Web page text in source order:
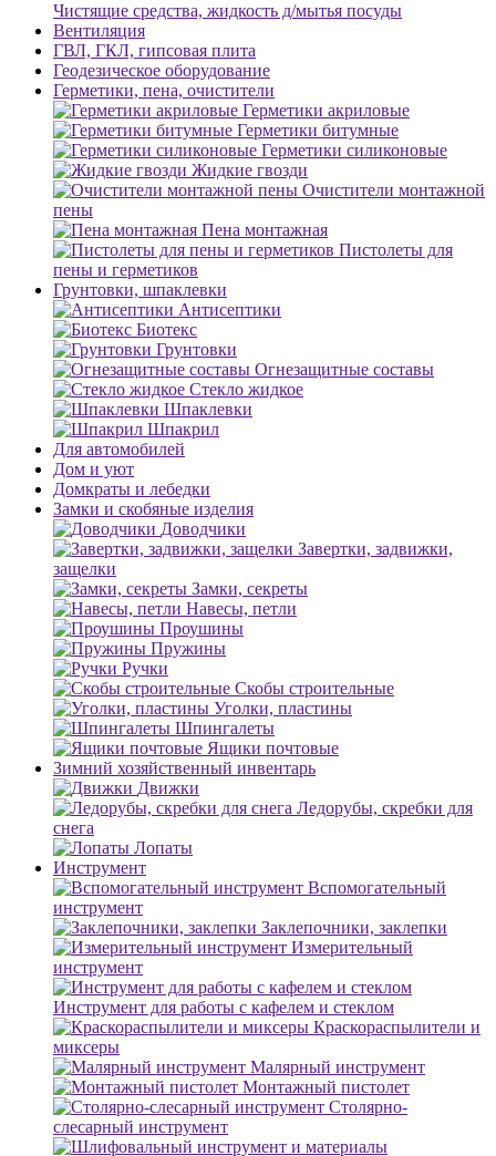
Чистящие средства, жидкость д/мытья посуды
Вентиляция
ГВЛ, ГКЛ, гипсовая плита
Геодезическое оборудование
Герметики, пена, очистители
Герметики акриловые
Герметики битумные
Герметики силиконовые
Жидкие гвозди
Очистители монтажной
пены
Пена монтажная
Пистолеты для
пены и герметиков
Грунтовки, шпаклевки
Антисептики
Биотекс
Грунтовки
Огнезащитные составы
Стекло жидкое
Шпаклевки
Шпакрил
Для автомобилей
Дом и уют
Домкраты и лебедки
Замки и скобяные изделия
Доводчики
Завертки, задвижки,
защелки
Замки, секреты
Навесы, петли
Проушины
Пружины
Ручки
Скобы строительные
Уголки, пластины
Шпингалеты
Ящики почтовые
Зимний хозяйственный инвентарь
Движки
Ледорубы, скребки для
снега
Лопаты
Инструмент
Вспомогательный
инструмент
Заклепочники, заклепки
Измерительный
инструмент
Инструмент для работы с кафелем и стеклом
Краскораспылители и
миксеры
Малярный инструмент
Монтажный пистолет
Столярно-
слесарный инструмент